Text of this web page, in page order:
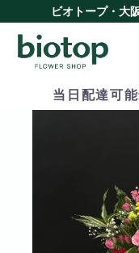
ビオトープ・大
当日配達可